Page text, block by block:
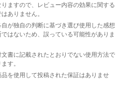
ますので、レビュー内容の効果に関する
ありません。
が独自の判断に基づき選び使用した感想
はないため、誤っている可能性がありま
書に記載されたとおりでない使用方法で
す。
を使用して投稿された保証はありませ